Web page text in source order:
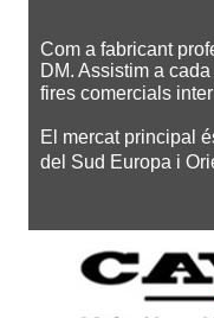
Com a fabricant
DM. Assistim a
fires comercials
El mercat principal
del Sud Europa i